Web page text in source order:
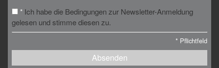
* Ich habe die Bedingungen zur Newsletter-Anmeldung
gelesen und stimme diesen zu.
* Pflichtfeld
Absenden